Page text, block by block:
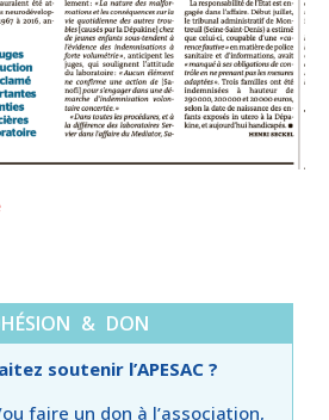
& DON
soutenir l’APESAC ?
faire un don à l’association,